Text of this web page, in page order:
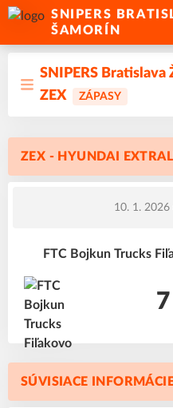
SNIPERS
ŠAMORÍN
SNIPERS Bratislava
ZEX
ZÁPASY
ZEX - HYUNDAI
10. 1. 2026
FTC Bojkun Trucks
SÚVISIACE